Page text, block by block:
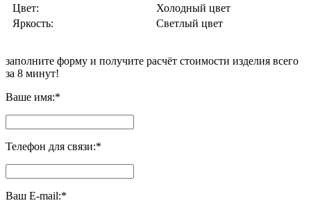
Цвет:
Холодный цвет
Яркость:
Светлый цвет
заполните форму и получите расчёт стоимости изделия всего
за 8 минут!
Ваше имя:*
Телефон для связи:*
Ваш E-mail:*